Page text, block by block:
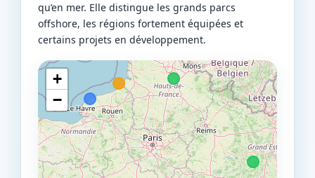
qu’en mer. Elle distingue les grands parcs
offshore, les régions fortement équipées et
certains projets en développement.
+
−